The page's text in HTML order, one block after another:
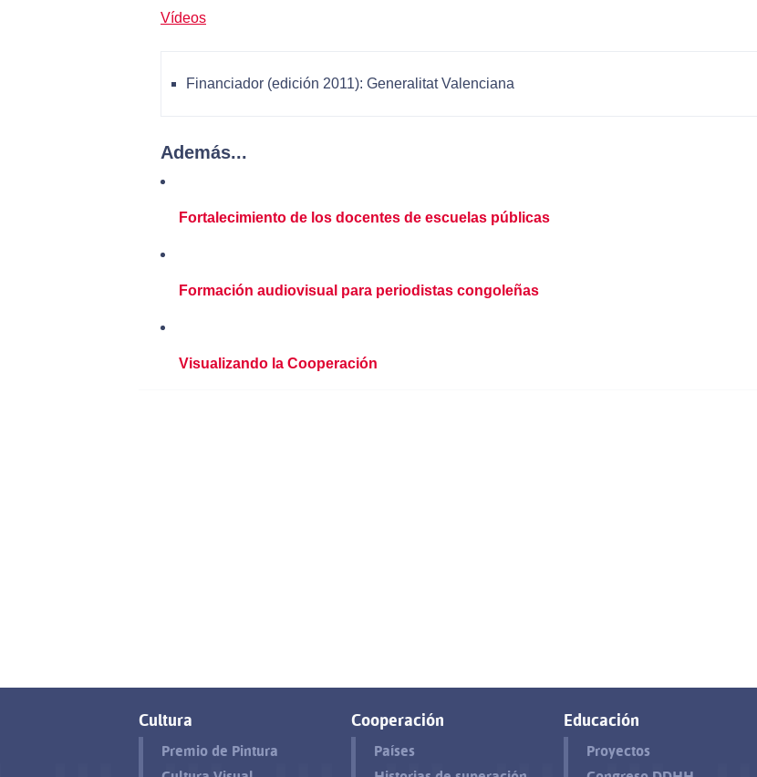
Vídeos
Financiador (edición 2011): Generalitat Valenciana
Además...
Fortalecimiento de los docentes de escuelas públicas
Formación audiovisual para periodistas congoleñas
Visualizando la Cooperación
Cultura
Premio de Pintura
Cooperación
Países
Educación
Proyectos